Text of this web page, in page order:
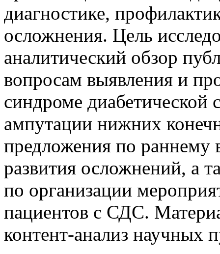
диагностике,
осложнения. Цель
аналитический обзор
вопросам выявления и
синдроме
ампутации нижних
предложения по
развития осложнений, а
по организации
пациентов с СДС.
контент-анализ научных